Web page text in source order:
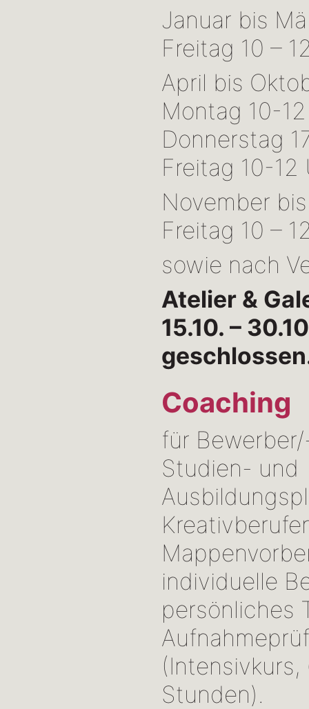
Januar bis
Freitag 10 –
April bis
Montag 10-
Donnerstag
Freitag 10-12
November
Freitag 10 –
sowie nach
Atelier &
15.10. –
Coaching
für
Studien- und
individuelle
persönliches
Stunden).